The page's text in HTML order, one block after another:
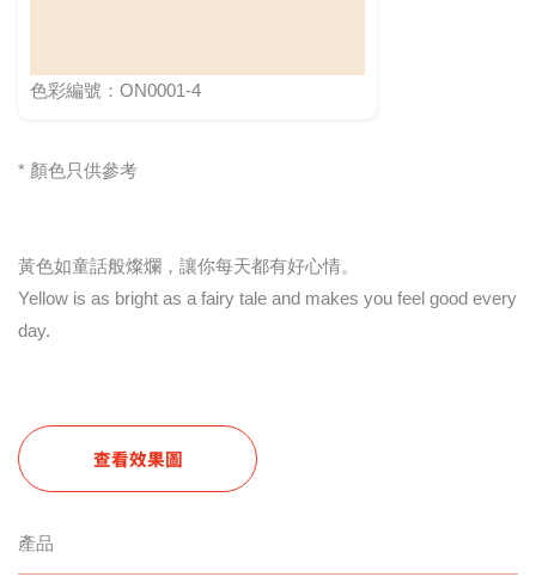
色彩編號：ON0001-4
* 顏色只供參考
黃色如童話般燦爛，讓你每天都有好心情。
Yellow is as bright as a fairy tale and makes you feel good every
day.
查看效果圖
產品